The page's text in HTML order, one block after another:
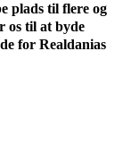
plads til flere og
os til at byde
for Realdanias